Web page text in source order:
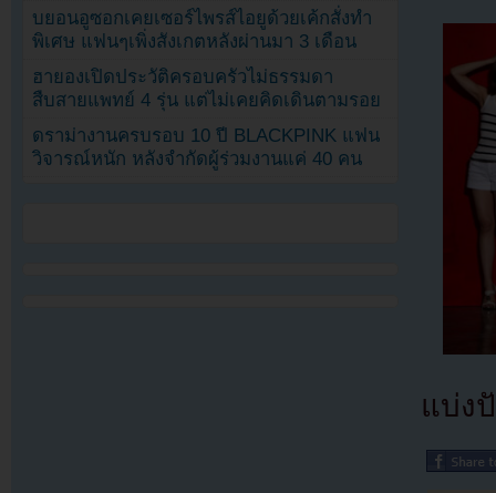
แบ่ง
บยอนอูซอกเคยเซอร์ไพรส์ไอยูด้วยเค้กสั่งทำ
พิเศษ แฟนๆเพิ่งสังเกตหลังผ่านมา 3 เดือน
ฮายองเปิดประวัติครอบครัวไม่ธรรมดา
สืบสายแพทย์ 4 รุ่น แต่ไม่เคยคิดเดินตามรอย
ดราม่างานครบรอบ 10 ปี BLACKPINK แฟน
วิจารณ์หนัก หลังจำกัดผู้ร่วมงานแค่ 40 คน